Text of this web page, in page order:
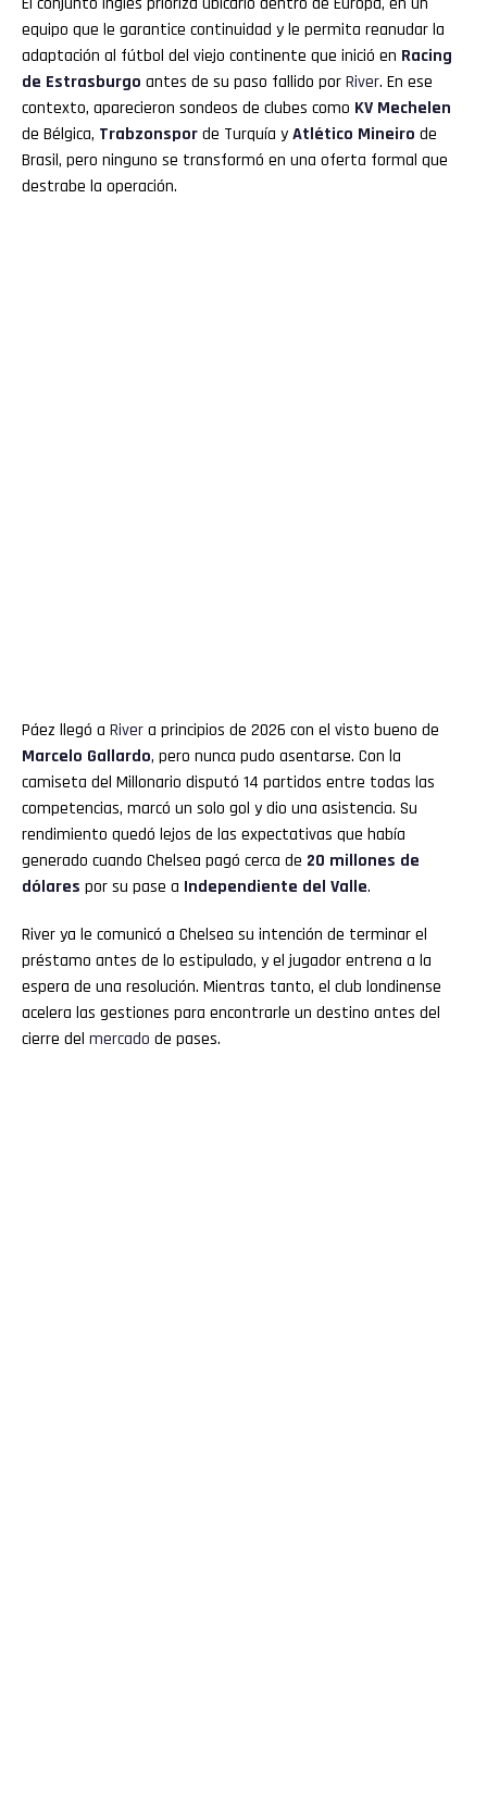
equipo que le garantice continuidad y le permita reanudar la
adaptación al fútbol del viejo continente que inició en Racing
de Estrasburgo antes de su paso fallido porRiver. En ese
contexto, aparecieron sondeos de clubes como KV Mechelen
de Bélgica, Trabzonsporde Turquía yAtlético Mineiro de
Brasil, pero ninguno se transformó en una oferta formal que
destrabe la operación.
Páez llegó a Rivera principios de 2026 con el visto bueno de
Marcelo Gallardo, pero nunca pudo asentarse. Con la
camiseta del Millonario disputó 14 partidos entre todas las
competencias, marcó un solo gol y dio una asistencia. Su
rendimiento quedó lejos de las expectativas que había
generado cuando Chelsea pagó cerca de 20 millones de
dólares por su pase a Independiente del Valle.
River ya le comunicó a Chelsea su intención de terminar el
préstamo antes de lo estipulado, y el jugador entrena a la
espera de una resolución. Mientras tanto, el club londinense
acelera las gestiones para encontrarle un destino antes del
cierre del mercado de pases.